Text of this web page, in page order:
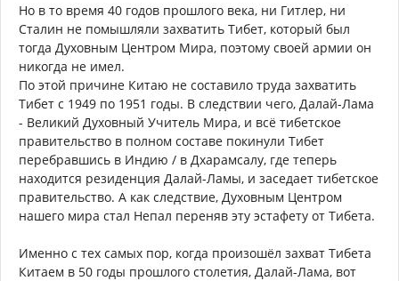
Но в то время 40 годов прошлого века, ни Гитлер, ни
Сталин не помышляли захватить Тибет, который был
тогда Духовным Центром Мира, поэтому своей армии он
никогда не имел.
По этой причине Китаю не составило труда захватить
Тибет с 1949 по 1951 годы. В следствии чего, Далай-Лама
- Великий Духовный Учитель Мира, и всё тибетское
правительство в полном составе покинули Тибет
перебравшись в Индию / в Дхарамсалу, где теперь
находится резиденция Далай-Ламы, и заседает тибетское
правительство. А как следствие, Духовным Центром
нашего мира стал Непал переняв эту эстафету от Тибета.
Именно с тех самых пор, когда произошёл захват Тибета
Китаем в 50 годы прошлого столетия, Далай-Лама, вот